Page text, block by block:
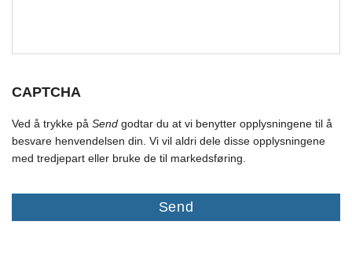
CAPTCHA
Ved å trykke på Send godtar du at vi benytter opplysningene til å
besvare henvendelsen din. Vi vil aldri dele disse opplysningene
med tredjepart eller bruke de til markedsføring.